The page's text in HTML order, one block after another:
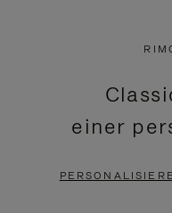
BITTE
DRÜCKEN
SIE
ZUM
einer